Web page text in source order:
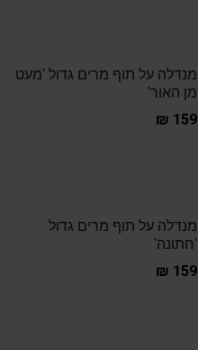
מנדלה על תוף מרים גדול 'מעט
מן האור'
₪ 159
מנדלה על תוף מרים גדול
'חתונה'
₪ 159